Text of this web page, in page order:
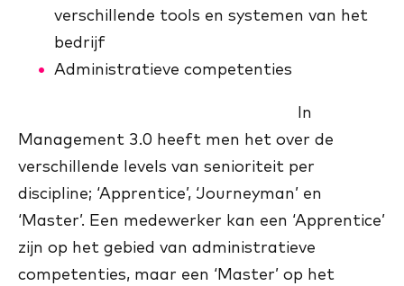
verschillende tools en systemen van het
bedrijf
Administratieve competenties
In
Management 3.0 heeft men het over de
verschillende levels van senioriteit per
discipline; ‘Apprentice’, ‘Journeyman’ en
‘Master’. Een medewerker kan een ‘Apprentice’
zijn op het gebied van administratieve
competenties, maar een ‘Master’ op het